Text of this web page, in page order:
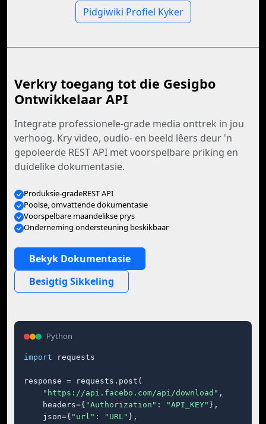
Pidgiwiki Profiel Kyker
Verkry toegang tot die Gesigbo
Ontwikkelaar API
Integrate professionele-grade media onttrek in jou
verhoog. Kry video, oudio- en beeld lêers deur 'n
gepoleerde REST API met voorspelbare priking en
duidelike dokumentasie.
Produksie-gradeREST API
Poolse, omvattende dokumentasie
Voorspelbare maandelikse prys
Onderneming ondersteuning beskikbaar
Bekyk Dokumentasie
Besigtig Sikkeling
Python
import requests
response = requests.post(
"https://api.facebo.com/api/download" ,
    headers={
"Authorization" : "API_KEY" },
    json={
"url" : "URL" },